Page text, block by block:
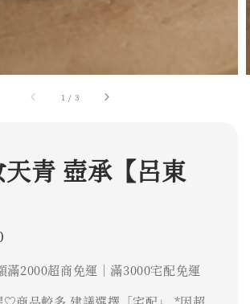
1 / 3
青 壺承【呂東
滿2000超商免運｜滿3000宅配免運